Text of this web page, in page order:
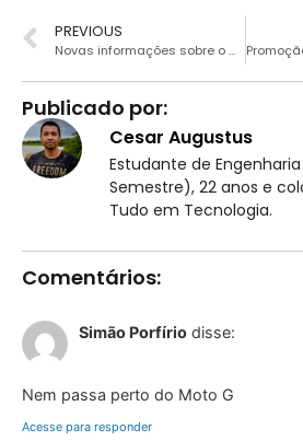
PREVIOUS
Novas informações sobre o Moto E
Publicado por:
Cesar Augustus
Estudante de
Semestre), 22 anos e
Tudo em Tecnologia.
Comentários:
Simão Porfírio disse:
Nem passa perto do Moto G
Acesse para responder